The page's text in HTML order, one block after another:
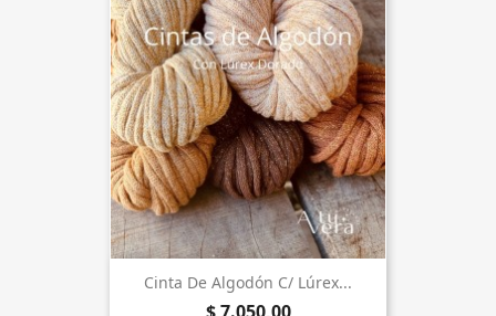
Cinta De Algodón C/ Lúrex...